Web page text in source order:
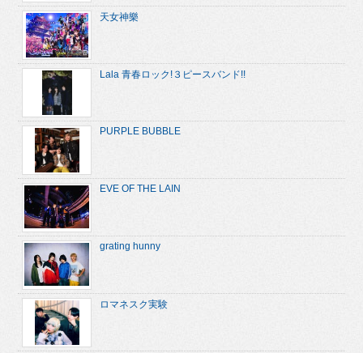
天女神樂
Lala 青春ロック!３ピースバンド!!
PURPLE BUBBLE
EVE OF THE LAIN
grating hunny
ロマネスク実験